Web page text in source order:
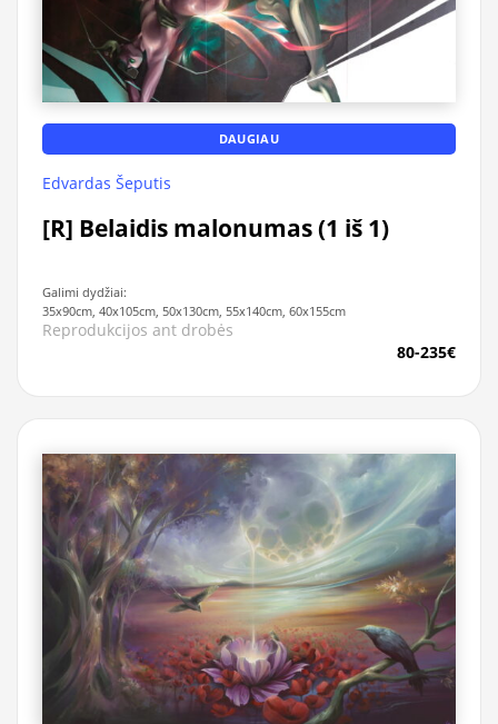
DAUGIAU
Edvardas Šeputis
[R] Belaidis malonumas (1 iš 1)
Galimi dydžiai:
35x90cm, 40x105cm, 50x130cm, 55x140cm, 60x155cm
Reprodukcijos ant drobės
80-235€